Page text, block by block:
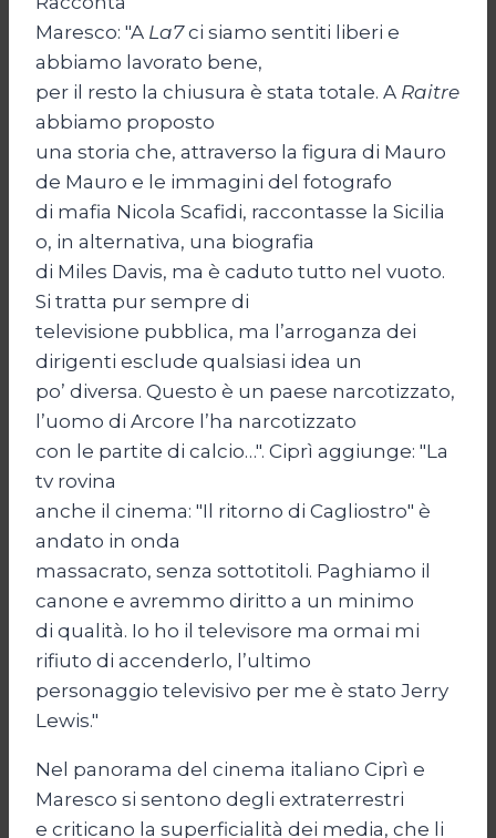
Maresco: "A La7ci siamo sentiti liberi e
abbiamo lavorato bene,
per il resto la chiusura è stata totale. A Raitre
abbiamo proposto
una storia che, attraverso la figura di Mauro
de Mauro e le immagini del fotografo
di mafia Nicola Scafidi, raccontasse la Sicilia
o, in alternativa, una biografia
di Miles Davis, ma è caduto tutto nel vuoto.
Si tratta pur sempre di
televisione pubblica, ma l’arroganza dei
dirigenti esclude qualsiasi idea un
po’ diversa. Questo è un paese narcotizzato,
l’uomo di Arcore l’ha narcotizzato
con le partite di calcio…". Ciprì aggiunge: "La
tv rovina
anche il cinema: "Il ritorno di Cagliostro" è
andato in onda
massacrato, senza sottotitoli. Paghiamo il
canone e avremmo diritto a un minimo
di qualità. Io ho il televisore ma ormai mi
rifiuto di accenderlo, l’ultimo
personaggio televisivo per me è stato Jerry
Lewis."
Nel panorama del cinema italiano Ciprì e
Maresco si sentono degli extraterrestri
e criticano la superficialità dei media, che li